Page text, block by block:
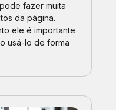
fazer muita
da página.
ele é importante
usá-lo de forma